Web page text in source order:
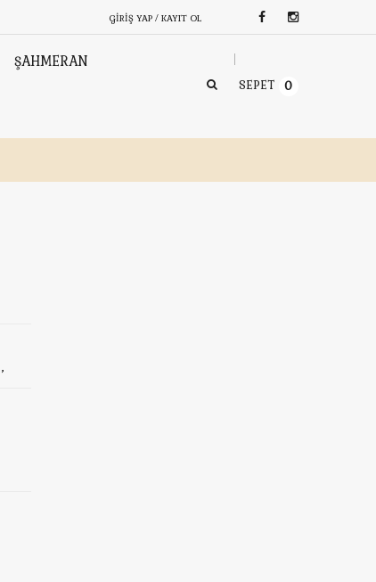
GIRIŞ YAP / KAYIT OL
ŞAHMERAN
SEPET 0
,